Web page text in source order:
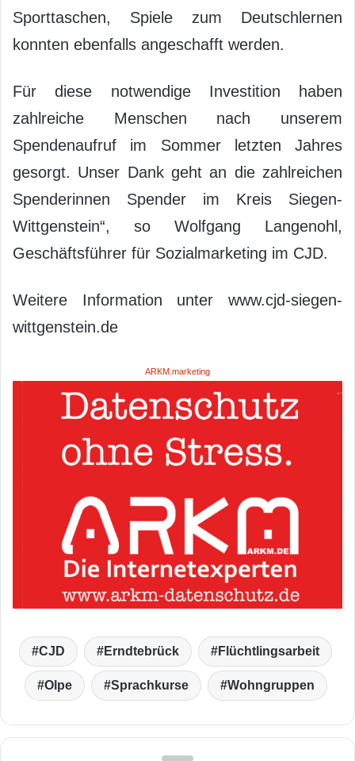
Sporttaschen, Spiele zum Deutschlernen
konnten ebenfalls angeschafft werden.
Für diese notwendige Investition haben
zahlreiche Menschen nach unserem
Spendenaufruf im Sommer letzten Jahres
gesorgt. Unser Dank geht an die zahlreichen
Spenderinnen Spender im Kreis Siegen-
Wittgenstein“, so Wolfgang Langenohl,
Geschäftsführer für Sozialmarketing im CJD.
Weitere Information unter www.cjd-siegen-
wittgenstein.de
ARKM.marketing
CJD Erndtebrück Flüchtlingsarbeit
Olpe Sprachkurse Wohngruppen